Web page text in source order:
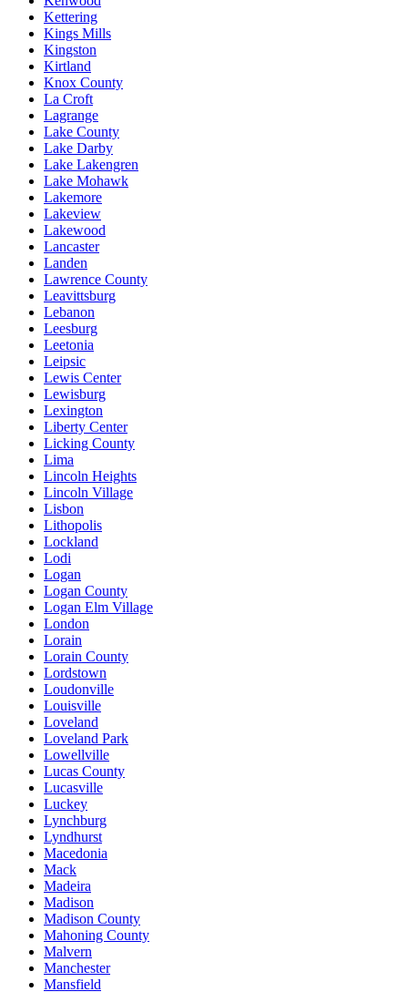
Kettering
Kings Mills
Kingston
Kirtland
Knox County
La Croft
Lagrange
Lake County
Lake Darby
Lake Lakengren
Lake Mohawk
Lakemore
Lakeview
Lakewood
Lancaster
Landen
Lawrence County
Leavittsburg
Lebanon
Leesburg
Leetonia
Leipsic
Lewis Center
Lewisburg
Lexington
Liberty Center
Licking County
Lima
Lincoln Heights
Lincoln Village
Lisbon
Lithopolis
Lockland
Lodi
Logan
Logan County
Logan Elm Village
London
Lorain
Lorain County
Lordstown
Loudonville
Louisville
Loveland
Loveland Park
Lowellville
Lucas County
Lucasville
Luckey
Lynchburg
Lyndhurst
Macedonia
Mack
Madeira
Madison
Madison County
Mahoning County
Malvern
Manchester
Mansfield